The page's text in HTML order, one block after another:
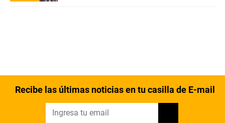
Recibe las últimas noticias en tu casilla de E-mail